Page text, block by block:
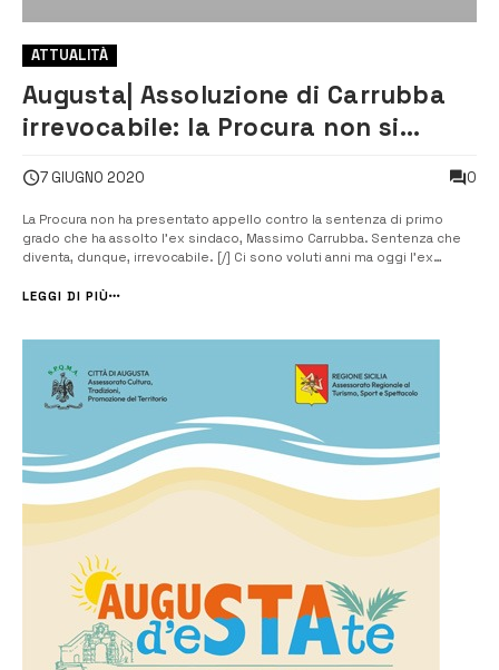
ATTUALITÀ
Augusta| Assoluzione di Carrubba
irrevocabile: la Procura non si
7 GIUGNO 2020 0
La Procura non ha presentato appello contro la sentenza di primo
grado che ha assolto l’ex sindaco, Massimo Carrubba. Sentenza che
diventa, dunque, irrevocabile. [/] Ci sono voluti anni ma oggi l’ex
accuse che dall’autunno del 2012 fino al 10 settembre dell’anno
LEGGI DI PIÙ